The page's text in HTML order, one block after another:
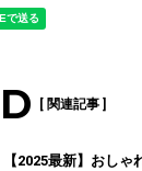
[ 関連記事 ]
【2025最新】おし